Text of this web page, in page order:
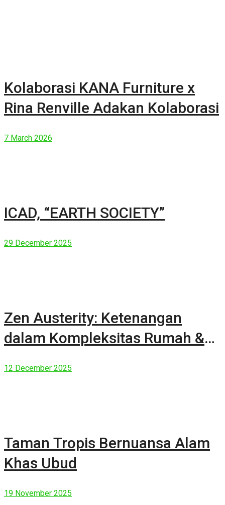
Kolaborasi KANA Furniture x
Rina Renville Adakan Kolaborasi
7 March 2026
ICAD, “EARTH SOCIETY”
29 December 2025
Zen Austerity: Ketenangan
dalam Kompleksitas Rumah &
12 December 2025
Taman Tropis Bernuansa Alam
Khas Ubud
19 November 2025